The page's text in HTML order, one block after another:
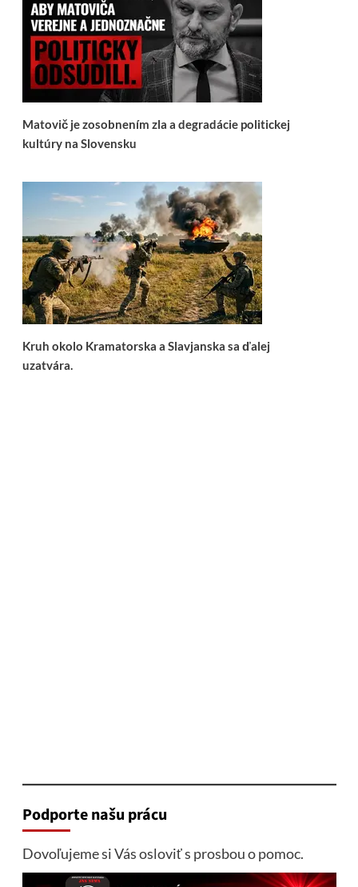
Matovič je zosobnením zla a degradácie politickej
kultúry na Slovensku
Kruh okolo Kramatorska a Slavjanska sa ďalej
uzatvára.
Podporte našu prácu
Dovoľujeme si Vás osloviť s prosbou o pomoc.